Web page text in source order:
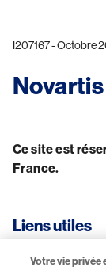
I207167 - Octobre
Ce site est
France.
Liens utiles
Votre vie privée